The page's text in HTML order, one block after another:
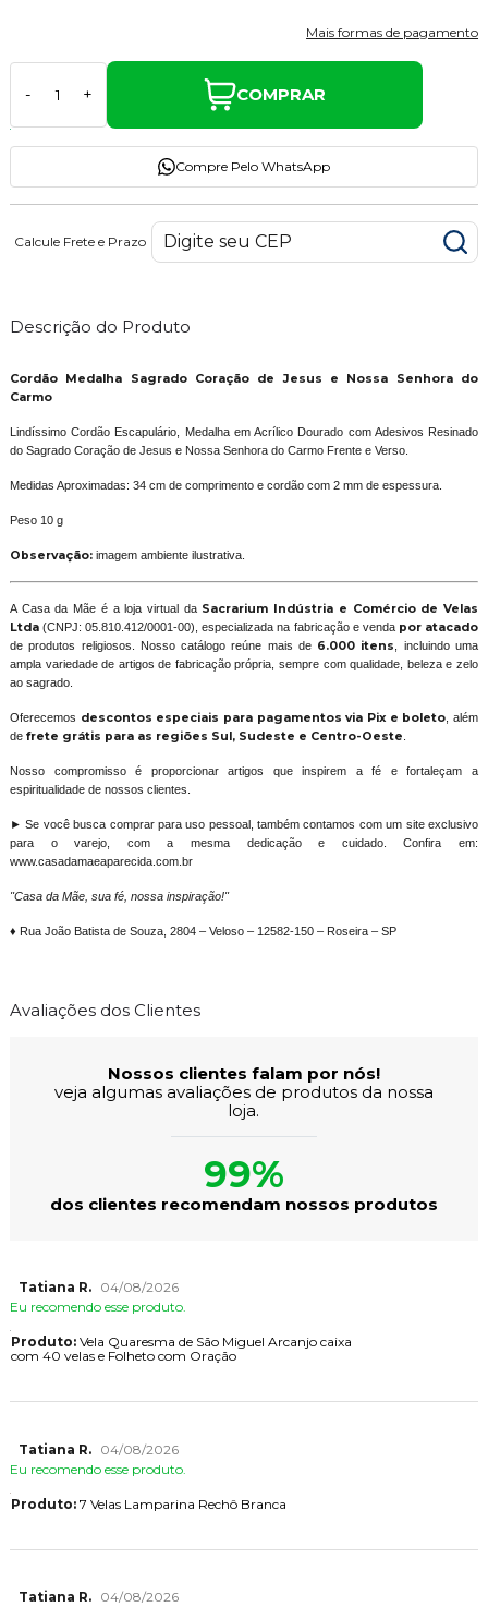
Mais formas de pagamento
- + COMPRAR
Compre Pelo WhatsApp
Calcule Frete e Prazo
Descrição do Produto
Cordão Medalha Sagrado Coração de Jesus e Nossa Senhora do
Carmo
Lindíssimo Cordão Escapulário, Medalha em Acrílico Dourado com Adesivos Resinado
do Sagrado Coração de Jesus e Nossa Senhora do Carmo Frente e Verso.
Medidas Aproximadas: 34 cm de comprimento e cordão com 2 mm de espessura.
Peso 10 g
Observação:imagem ambiente ilustrativa.
A Casa da Mãe é a loja virtual daSacrarium Indústria e Comércio de Velas
Ltda(CNPJ: 05.810.412/0001-00), especializada na fabricação e venda por atacado
de produtos religiosos. Nosso catálogo reúne mais de 6.000 itens
, incluindo uma
ampla variedade de artigos de fabricação própria, sempre com qualidade, beleza e zelo
ao sagrado.
Oferecemos descontos especiais para pagamentos via Pix e boleto , além
de frete grátis para as regiões Sul, Sudeste e Centro-Oeste
Nosso compromisso é proporcionar artigos que inspirem a fé e fortaleçam a
espiritualidade de nossos clientes.
► Se você busca comprar para uso pessoal, também contamos com um site exclusivo
para o varejo, com a mesma dedicação e cuidado. Confira em:
www.casadamaeaparecida.com.br
"Casa da Mãe, sua fé, nossa inspiração!"
♦ Rua João Batista de Souza, 2804 – Veloso – 12582-150 – Roseira – SP
Avaliações dos Clientes
Nossos clientes falam por nós!
veja algumas avaliações de produtos da nossa
loja.
99%
dos clientes recomendam nossos produtos
Tatiana R.
04/08/2026
Eu recomendo esse produto.
Produto:Vela Quaresma de São Miguel Arcanjo caixa
com 40 velas e Folheto com Oração
Tatiana R.
04/08/2026
Eu recomendo esse produto.
Produto:7 Velas Lamparina Rechô Branca
Tatiana R. 04/08/2026